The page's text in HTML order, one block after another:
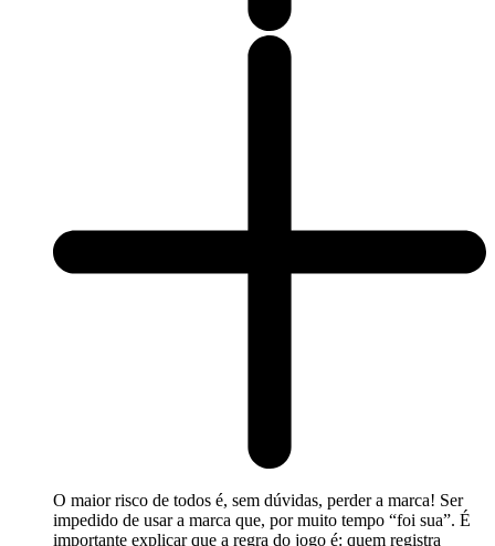
O maior risco de todos é, sem dúvidas, perder a marca! Ser
impedido de usar a marca que, por muito tempo “foi sua”. É
importante explicar que a regra do jogo é: quem registra